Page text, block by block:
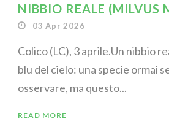
NIBBIO REALE (MILVUS
03 Apr 2026
Colico (LC), 3 aprile.Un nibbio
blu del cielo: una specie ormai
osservare, ma questo...
READ MORE